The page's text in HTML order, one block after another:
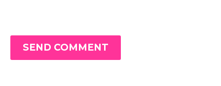
SEND COMMENT